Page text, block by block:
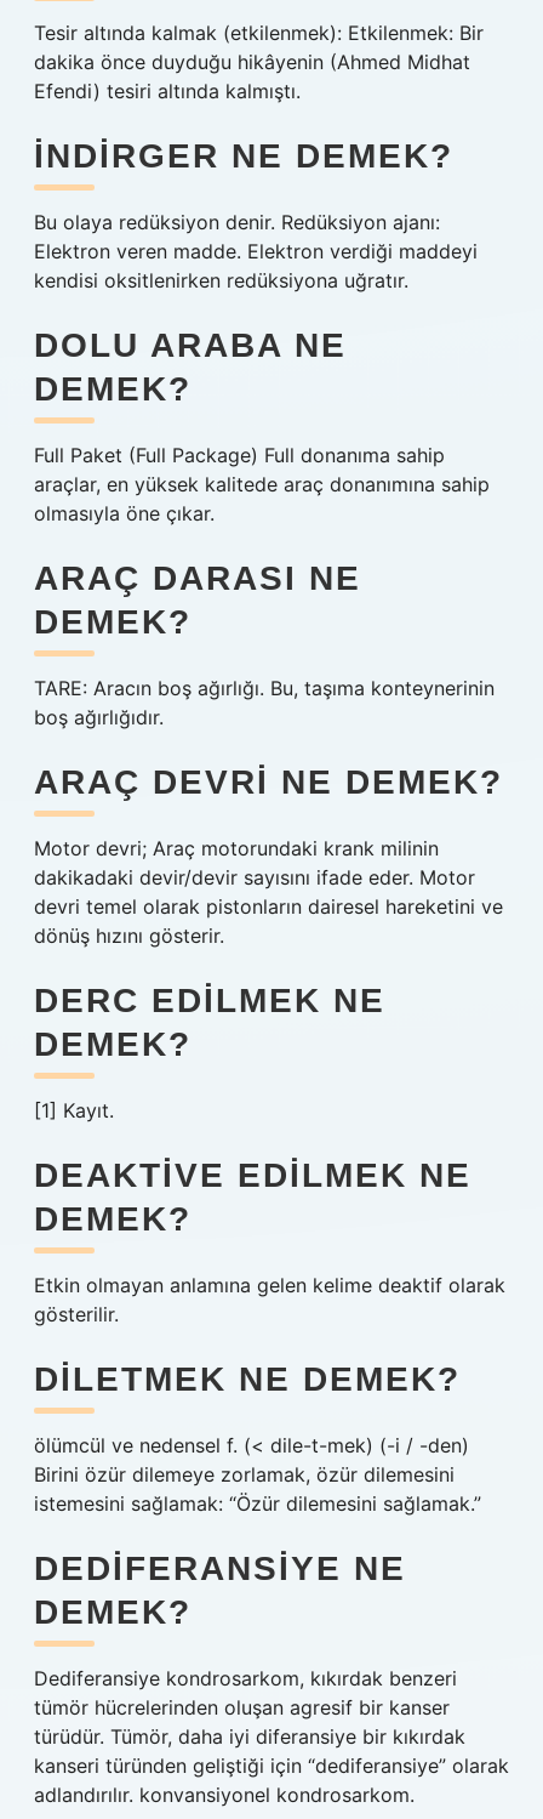
Tesir altında kalmak (etkilenmek): Etkilenmek: Bir
dakika önce duyduğu hikâyenin (Ahmed Midhat
Efendi) tesiri altında kalmıştı.
İNDIRGER NE DEMEK?
Bu olaya redüksiyon denir. Redüksiyon ajanı:
Elektron veren madde. Elektron verdiği maddeyi
kendisi oksitlenirken redüksiyona uğratır.
DOLU ARABA NE
DEMEK?
Full Paket (Full Package) Full donanıma sahip
araçlar, en yüksek kalitede araç donanımına sahip
olmasıyla öne çıkar.
ARAÇ DARASI NE
DEMEK?
TARE: Aracın boş ağırlığı. Bu, taşıma konteynerinin
boş ağırlığıdır.
ARAÇ DEVRI NE DEMEK?
Motor devri; Araç motorundaki krank milinin
dakikadaki devir/devir sayısını ifade eder. Motor
devri temel olarak pistonların dairesel hareketini ve
dönüş hızını gösterir.
DERC EDILMEK NE
DEMEK?
[1] Kayıt.
DEAKTIVE EDILMEK NE
DEMEK?
Etkin olmayan anlamına gelen kelime deaktif olarak
gösterilir.
DILETMEK NE DEMEK?
ölümcül ve nedensel f. (< dile-t-mek) (-i / -den)
Birini özür dilemeye zorlamak, özür dilemesini
istemesini sağlamak: “Özür dilemesini sağlamak.”
DEDIFERANSIYE NE
DEMEK?
Dediferansiye kondrosarkom, kıkırdak benzeri
tümör hücrelerinden oluşan agresif bir kanser
türüdür. Tümör, daha iyi diferansiye bir kıkırdak
kanseri türünden geliştiği için “dediferansiye” olarak
adlandırılır. konvansiyonel kondrosarkom.